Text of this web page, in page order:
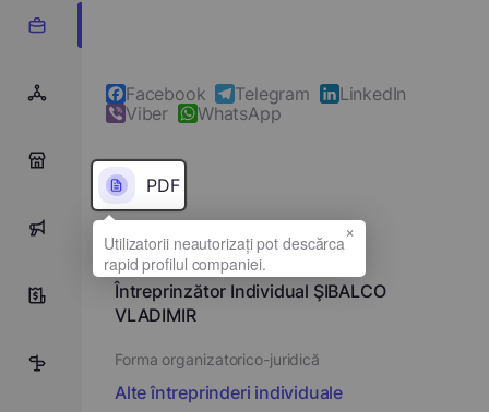
0
5
Facebook Telegram
LinkedIn
Viber
WhatsApp
PDF
Denumirea completă
Întreprinzător Individual ŞIBALCO
VLADIMIR
Forma organizatorico-juridică
Alte întreprinderi individuale
×